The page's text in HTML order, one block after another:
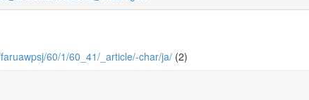
60/1/60_41/_article/-char/ja/ (2)